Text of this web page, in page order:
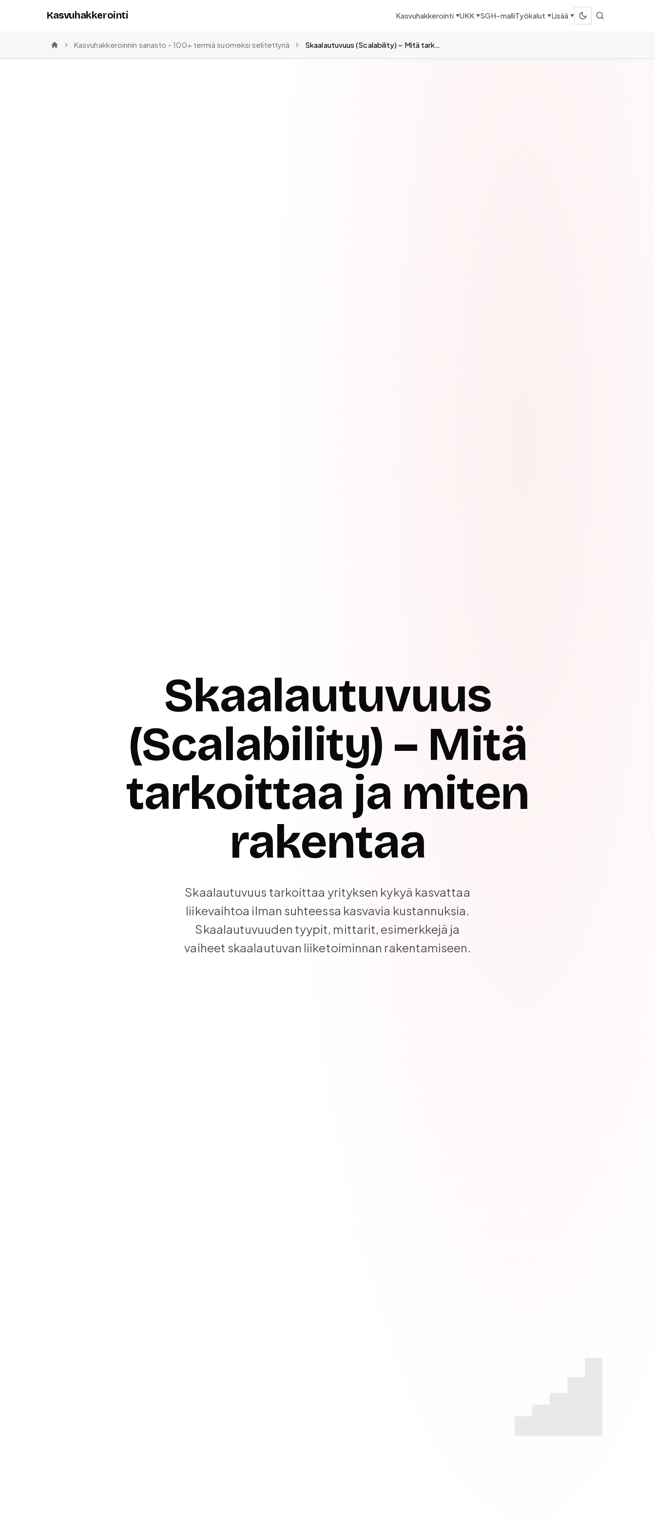
Kasvuhakkerointi Kasvuhakkerointi ▼UKK ▼SGH-malliTyökalut ▼Lisää ▼
Etusivu
Kasvuhakkeroinnin sanasto – 100+ termiä suomeksi selitettynä Skaalautuvuus (Scalability) – Mitä tarkoittaa ja miten rakentaa
Skaalautuvuus
(Scalability) – Mitä
tarkoittaa ja miten
rakentaa
Skaalautuvuus tarkoittaa yrityksen kykyä kasvattaa
liikevaihtoa ilman suhteessa kasvavia kustannuksia.
Skaalautuvuuden tyypit, mittarit, esimerkkejä ja
vaiheet skaalautuvan liiketoiminnan rakentamiseen.